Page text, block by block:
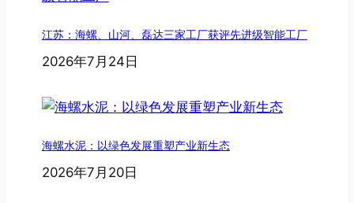
江苏：海螺、山河、磊达三家工厂获评先进级智能工厂
2026年7月24日
海螺水泥：以绿色发展重塑产业新生态
2026年7月20日